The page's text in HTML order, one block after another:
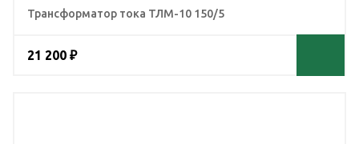
Трансформатор тока ТЛМ-10 150/5
21 200 ₽